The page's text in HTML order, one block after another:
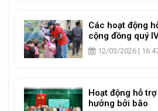
Các hoạt động
cộng đồng quý
12/03/2026 |
Hoạt động hỗ
hưởng bởi bão